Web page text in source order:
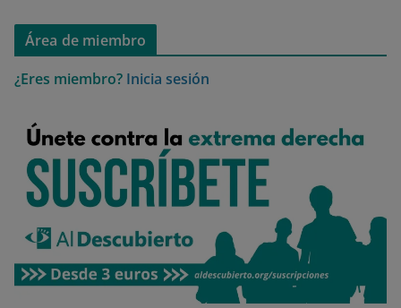
Área de miembro
¿Eres miembro? Inicia sesión